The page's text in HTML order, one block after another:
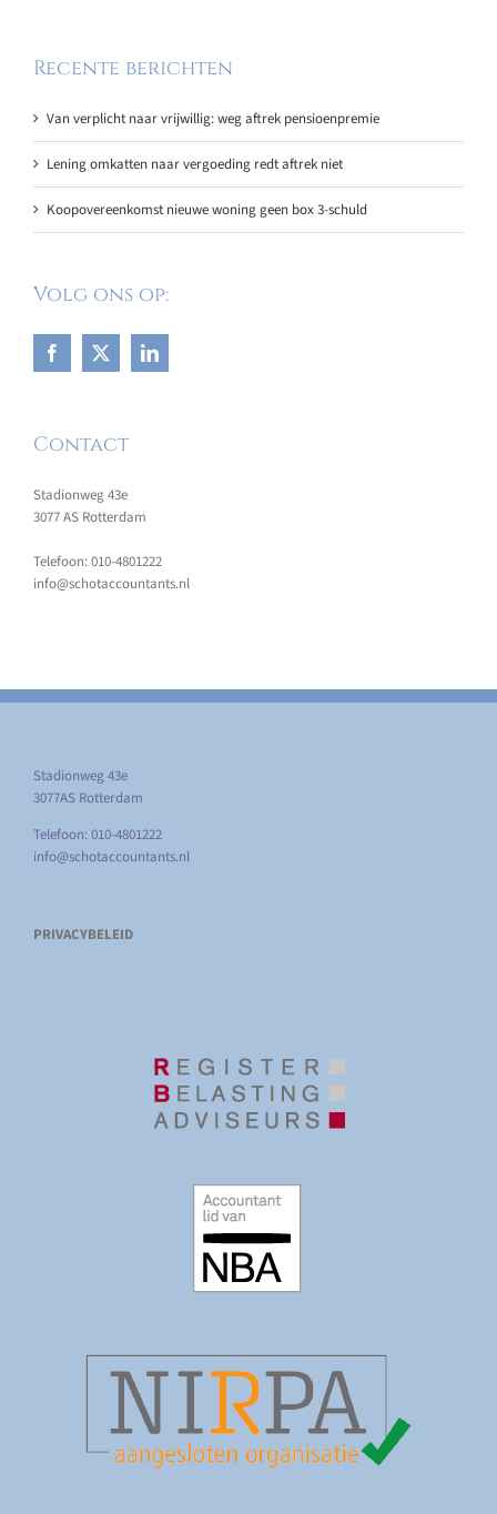
Recente berichten
Van verplicht naar vrijwillig: weg aftrek pensioenpremie
Lening omkatten naar vergoeding redt aftrek niet
Koopovereenkomst nieuwe woning geen box 3-schuld
Volg ons op:
Contact
Stadionweg 43e
3077 AS Rotterdam
Telefoon: 010-4801222
info@schotaccountants.nl
Stadionweg 43e
3077AS Rotterdam
Telefoon: 010-4801222
info@schotaccountants.nl
PRIVACYBELEID